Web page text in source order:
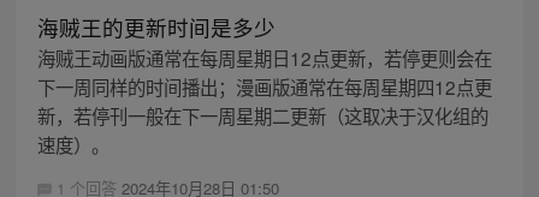
海贼王的更新时间是多少
海贼王动画版通常在每周星期日12点更新，若停更则会在
下一周同样的时间播出；漫画版通常在每周星期四12点更
新，若停刊一般在下一周星期二更新（这取决于汉化组的
速度）。
1 个回答 2024年10月28日 01:50